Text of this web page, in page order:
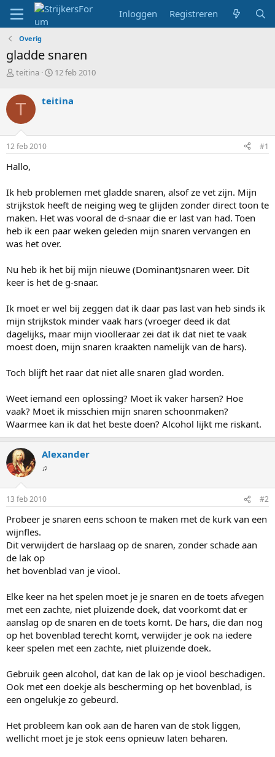
Inloggen Registreren
Overig
gladde snaren
T
p
i
s
t
a
t
r
teitina
S
r
a
12 feb 2010
T teitina
12 feb 2010 #1
Hallo,
Ik heb problemen met gladde snaren, alsof ze vet zijn. Mijn
strijkstok heeft de neiging weg te glijden zonder direct toon te
maken. Het was vooral de d-snaar die er last van had. Toen
heb ik een paar weken geleden mijn snaren vervangen en
was het over.
Nu heb ik het bij mijn nieuwe (Dominant)snaren weer. Dit
keer is het de g-snaar.
Ik moet er wel bij zeggen dat ik daar pas last van heb sinds ik
mijn strijkstok minder vaak hars (vroeger deed ik dat
dagelijks, maar mijn vioolleraar zei dat ik dat niet te vaak
moest doen, mijn snaren kraakten namelijk van de hars).
Toch blijft het raar dat niet alle snaren glad worden.
Weet iemand een oplossing? Moet ik vaker harsen? Hoe
vaak? Moet ik misschien mijn snaren schoonmaken?
Waarmee kan ik dat het beste doen? Alcohol lijkt me riskant.
Alexander
♫
13 feb 2010 #2
Probeer je snaren eens schoon te maken met de kurk van een
wijnfles.
Dit verwijdert de harslaag op de snaren, zonder schade aan
de lak op
het bovenblad van je viool.
Elke keer na het spelen moet je je snaren en de toets afvegen
met een zachte, niet pluizende doek, dat voorkomt dat er
aanslag op de snaren en de toets komt. De hars, die dan nog
op het bovenblad terecht komt, verwijder je ook na iedere
keer spelen met een zachte, niet pluizende doek.
Gebruik geen alcohol, dat kan de lak op je viool beschadigen.
Ook met een doekje als bescherming op het bovenblad, is
een ongelukje zo gebeurd.
Het probleem kan ook aan de haren van de stok liggen,
wellicht moet je je stok eens opnieuw laten beharen.